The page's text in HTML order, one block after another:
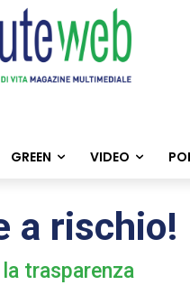
GREEN VIDEO
a rischio!
trasparenza